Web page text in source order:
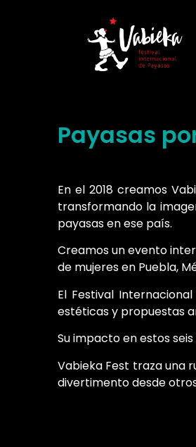
Payasas
En el 2018 creamos
transformando la
payasas en ese país.
Creamos un evento
de mujeres en Puebla,
El Festival
estéticas y propuestas
Su impacto en estos
Vabieka Fest traza una
divertimento desde